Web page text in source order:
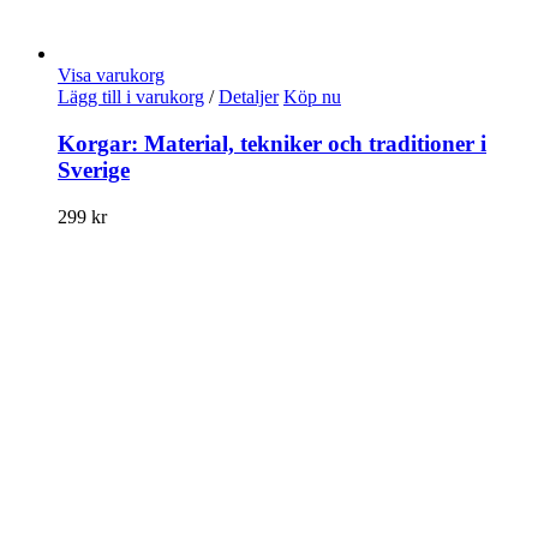
Visa varukorg
Lägg till i varukorg / Detaljer Köp nu
Korgar: Material, tekniker och traditioner i
Sverige
299 kr